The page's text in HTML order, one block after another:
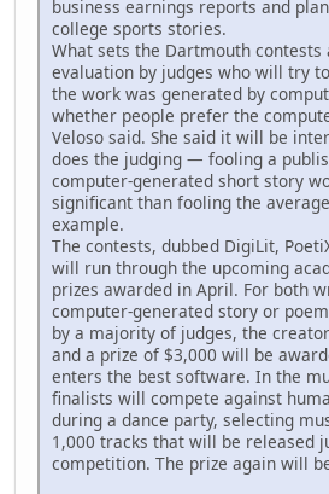
business earnings reports and
college sports stories.
What sets the Dartmouth contests
evaluation by judges who will try
the work was generated by
whether people prefer the
Veloso said. She said it will be
does the judging — fooling a
computer-generated short story
significant than fooling the
example.
The contests, dubbed DigiLit,
will run through the upcoming
prizes awarded in April. For both
computer-generated story or
by a majority of judges, the
and a prize of $3,000 will be
enters the best software. In the
finalists will compete against
during a dance party, selecting
1,000 tracks that will be released
competition. The prize again will